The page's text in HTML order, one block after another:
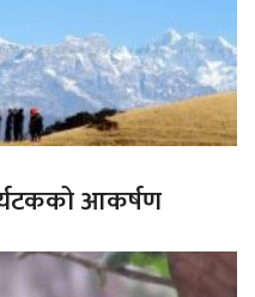
आकर्षण